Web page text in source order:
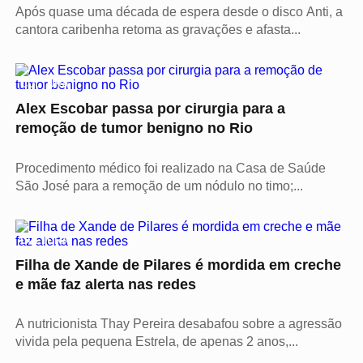
Após quase uma década de espera desde o disco Anti, a
cantora caribenha retoma as gravações e afasta...
CULTURA
Alex Escobar passa por cirurgia para a
remoção de tumor benigno no Rio
Procedimento médico foi realizado na Casa de Saúde
São José para a remoção de um nódulo no timo;...
CULTURA
Filha de Xande de Pilares é mordida em creche
e mãe faz alerta nas redes
A nutricionista Thay Pereira desabafou sobre a agressão
vivida pela pequena Estrela, de apenas 2 anos,...